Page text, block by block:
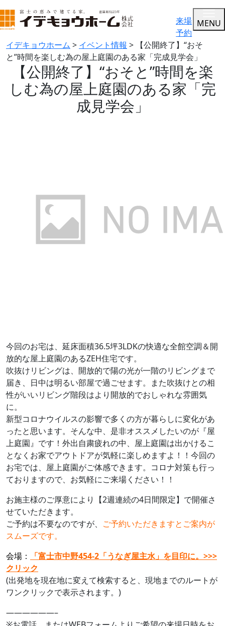
来場
予約
MENU
イデキョウホーム > イベント情報 >
【公開終了】“おそ
と”時間を楽しむ為の屋上庭園のある家「完成見学会」
【公開終了】“おそと”時間を楽
しむ為の屋上庭園のある家「完
成見学会」
今回のお宅は、延床面積36.5坪3LDKの快適な全館空調＆開
放的な屋上庭園のあるZEH住宅です。
吹抜けリビングは、開放的で陽の光が一階のリビングまで
届き、日中は明るい部屋で過ごせます。また吹抜けとの相
性がいいリビング階段はより開放的でおしゃれな雰囲気
に。
新型コロナウイルスの影響で多くの方が暮らしに変化があ
ったと思います。そんな中、是非オススメしたいのが『屋
上庭園』です！外出自粛疲れの中、屋上庭園は出かけるこ
となくお家でアウトドアが気軽に楽しめますよ！！今回の
お宅では、屋上庭園がご体感できます。コロナ対策も行っ
ておりますので、お気軽にご来場ください！！
お施主様のご厚意により【2週連続の4日間限定】で開催さ
せていただきます。
ご予約は不要なのですが、 ご予約いただきますとご案内が
スムーズです。
会場：
「富士市中野454-2「うなぎ屋主水」を目印に。>>>
クリック
(出発地を現在地に変えて検索すると、現地までのルートが
ワンクリックで表示されます。)
——————–